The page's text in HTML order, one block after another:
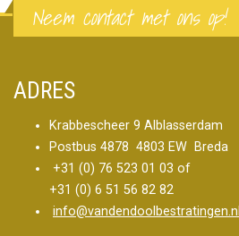
Neem contact met ons op!
ADRES
Krabbescheer 9 Alblasserdam
Postbus 4878 4803 EW Breda
+31 (0) 76 523 01 03 of
+31 (0) 6 51 56 82 82
info@vandendoolbestratingen.nl